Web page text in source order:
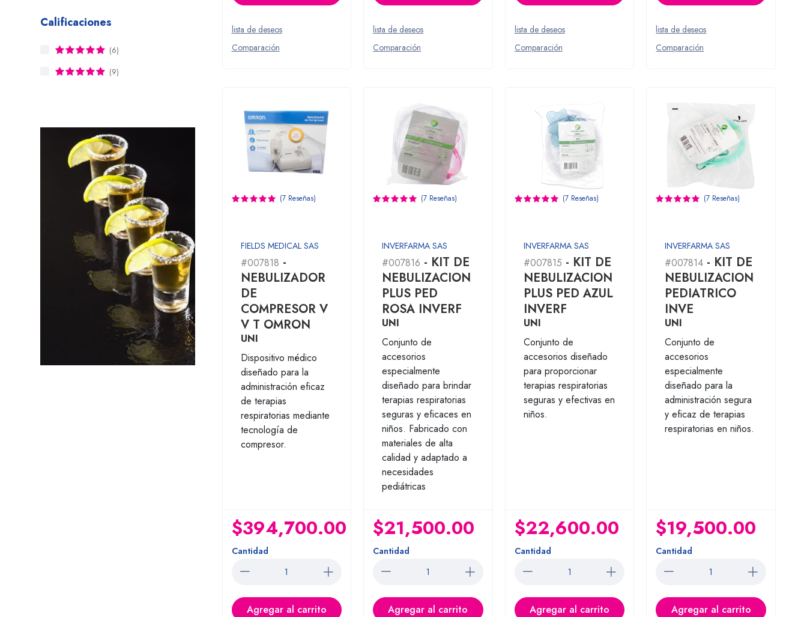
lista de deseos
Comparación
lista de deseos
Comparación
lista de deseos
Comparación
lista de deseos
Comparación
(7 Reseñas)
FIELDS MEDICAL SAS
#007818 -
NEBULIZADOR
DE
COMPRESOR V
V T OMRON
UNI
Dispositivo médico
diseñado para la
administración eficaz
de terapias
respiratorias mediante
tecnología de
compresor.
$394,700.00
Cantidad
Agregar al carrito
(7 Reseñas)
INVERFARMA SAS
#007816 - KIT DE
NEBULIZACION
PLUS PED
ROSA INVERF
UNI
Conjunto de
accesorios
especialmente
diseñado para brindar
terapias respiratorias
seguras y eficaces en
niños. Fabricado con
materiales de alta
calidad y adaptado a
necesidades
pediátricas
$21,500.00
Cantidad
Agregar al carrito
(7 Reseñas)
INVERFARMA SAS
#007815 - KIT DE
NEBULIZACION
PLUS PED AZUL
INVERF
UNI
Conjunto de
accesorios diseñado
para proporcionar
terapias respiratorias
seguras y efectivas en
niños.
$22,600.00
Cantidad
Agregar al carrito
(7 Reseñas)
INVERFARMA SAS
#007814 - KIT DE
NEBULIZACION
PEDIATRICO
INVE
UNI
Conjunto de
accesorios
especialmente
diseñado para la
administración segura
y eficaz de terapias
respiratorias en niños.
$19,500.00
Cantidad
Agregar al carrito
Calificaciones
(6)
(9)